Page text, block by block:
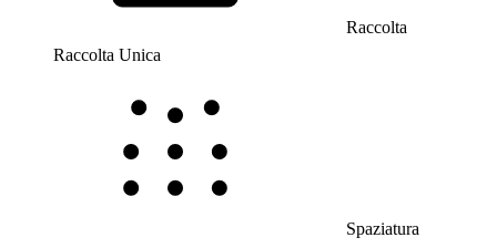
Raccolta
Raccolta Unica
Spaziatura